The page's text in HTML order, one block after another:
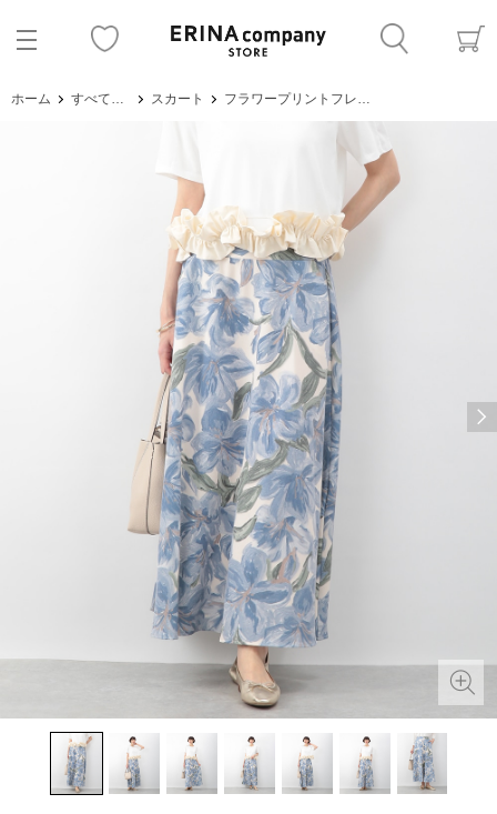
ホーム すべてのアイテム スカート フラワープリントフレアスカート